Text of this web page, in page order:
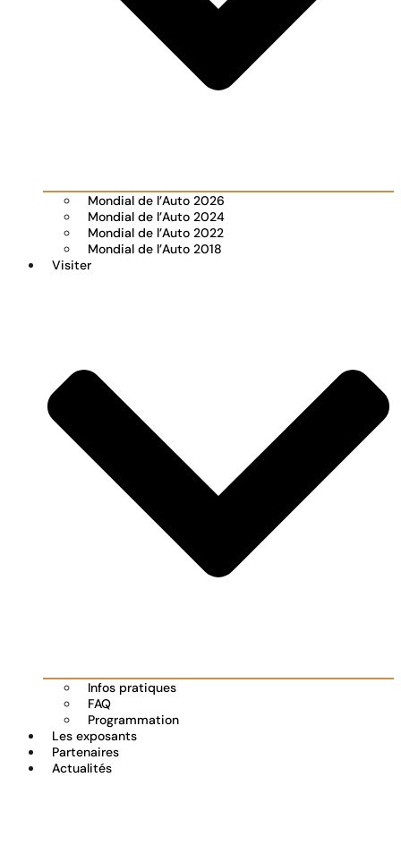
Mondial de l’Auto 2026
Mondial de l’Auto 2024
Mondial de l’Auto 2022
Mondial de l’Auto 2018
Visiter
Infos pratiques
FAQ
Programmation
Les exposants
Partenaires
Actualités